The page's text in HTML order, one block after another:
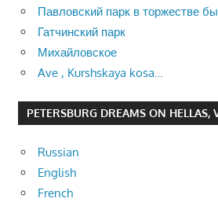
Павловский парк в торжестве
Гатчинский парк
Михайловское
Ave , Kurshskaya kosa…
PETERSBURG DREAMS ON HELLAS,
Russian
English
French